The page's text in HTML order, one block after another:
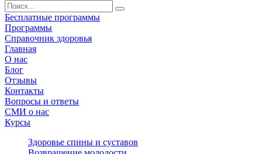
Бесплатные программы
Программы
Справочник здоровья
Главная
О нас
Блог
Отзывы
Контакты
Вопросы и ответы
СМИ о нас
Курсы
Здоровье спины и суставов